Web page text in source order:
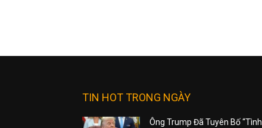
TIN HOT TRONG NGÀY
Ông Trump Đã Tuyên Bố “Tình